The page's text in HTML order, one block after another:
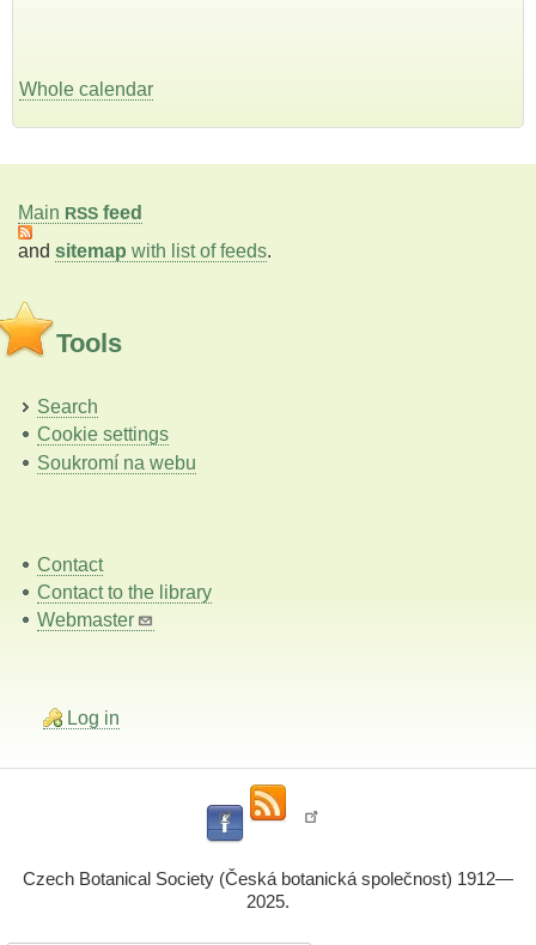
Whole calendar
Main RSS feed
and sitemap with list of feeds.
Tools
Search
Cookie settings
Soukromí na webu
Contact
Contact to the library
Webmaster
Log in
Czech Botanical Society (Česká botanická společnost) 1912—
2025.